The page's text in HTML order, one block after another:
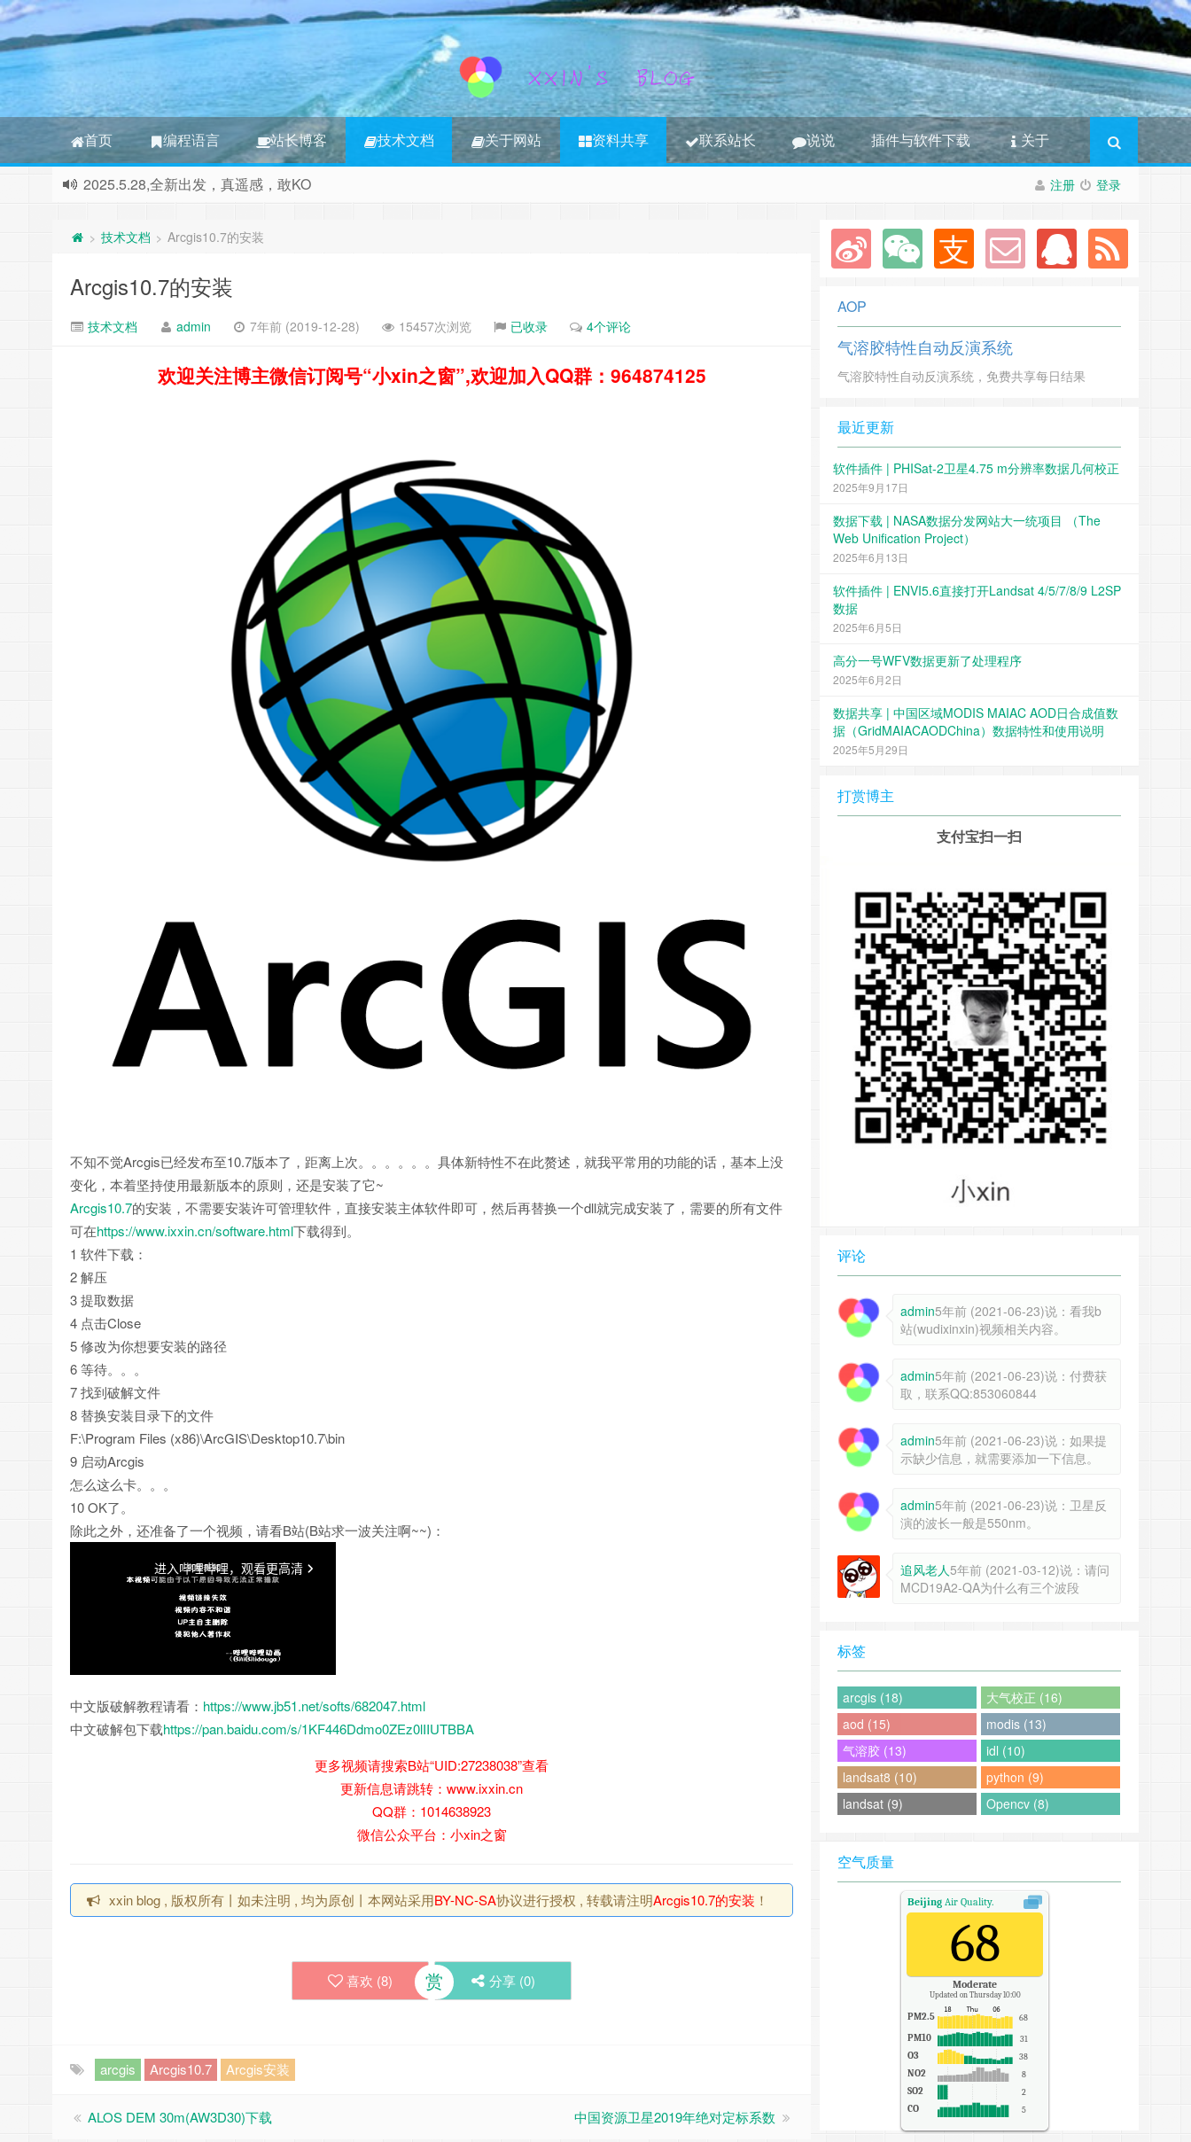
首页 编程语言 站长博客 技术文档 关于网站 资料共享 联系站长 说说 插件与软件下载 关于
注册 登录
本站正式更名为RGB 3S博客，本站将撤消所有非3S内容，其将转移到新博客
> 技术文档 > Arcgis10.7的安装
Arcgis10.7的安装
技术文档 admin 7年前 (2019-12-28) 15457次浏览 已收录 4个评论
欢迎关注博主微信订阅号“小xin之窗”,欢迎加入QQ群：964874125
不知不觉Arcgis已经发布至10.7版本了，距离上次。。。。。。具体新特性不在此赘述，就我平常用的功能的话，基本上没
变化，本着坚持使用最新版本的原则，还是安装了它~
Arcgis10.7的安装，不需要安装许可管理软件，直接安装主体软件即可，然后再替换一个dll就完成安装了，需要的所有文件
可在https://www.ixxin.cn/software.html下载得到。
1 软件下载：
2 解压
3 提取数据
4 点击Close
5 修改为你想要安装的路径
6 等待。。。
7 找到破解文件
8 替换安装目录下的文件
F:\Program Files (x86)\ArcGIS\Desktop10.7\bin
9 启动Arcgis
怎么这么卡。。。
10 OK了。
除此之外，还准备了一个视频，请看B站(B站求一波关注啊~~)：
中文版破解教程请看： https://www.jb51.net/softs/682047.html
中文破解包下载https://pan.baidu.com/s/1KF446Ddmo0ZEz0lIIUTBBA
更多视频请搜索B站“UID:27238038”查看
更新信息请跳转​：www.ixxin.cn
QQ群：1014638923​
微信公众平台：小xin之窗
xxin blog , 版权所有丨如未注明 , 均为原创丨本网站采用BY-NC-SA协议进行授权 , 转载请注明Arcgis10.7的安装 ！
喜欢 (8) 赏 分享 (0)
arcgis Arcgis10.7 Arcgis安装
ALOS DEM 30m(AW3D30)下载 中国资源卫星2019年绝对定标系数
AOP
气溶胶特性自动反演系统
气溶胶特性自动反演系统，免费共享每日结果
最近更新
软件插件 | PHISat-2卫星4.75 m分辨率数据几何校正
2025年9月17日
数据下载 | NASA数据分发网站大一统项目 （The
Web Unification Project）
2025年6月13日
软件插件 | ENVI5.6直接打开Landsat 4/5/7/8/9 L2SP
数据
2025年6月5日
高分一号WFV数据更新了处理程序
2025年6月2日
数据共享 | 中国区域MODIS MAIAC AOD日合成值数
据（GridMAIACAODChina）数据特性和使用说明
2025年5月29日
打赏博主
支付宝扫一扫
评论
admin5年前 (2021-06-23)说：看我b
站(wudixinxin)视频相关内容。
admin5年前 (2021-06-23)说：付费获
取，联系QQ:853060844
admin5年前 (2021-06-23)说：如果提
示缺少信息，就需要添加一下信息。
admin5年前 (2021-06-23)说：卫星反
演的波长一般是550nm。
追风老人5年前 (2021-03-12)说：请问
MCD19A2-QA为什么有三个波段
标签
arcgis (18)
大气校正 (16)
aod (15)
modis (13)
气溶胶 (13)
idl (10)
landsat8 (10)
python (9)
landsat (9)
Opencv (8)
空气质量
Beijing Air Quality.
68
Moderate
Updated on Thursday 10:00
PM2.5 68
PM10 31
O3 38
NO2 8
SO2 2
CO 5